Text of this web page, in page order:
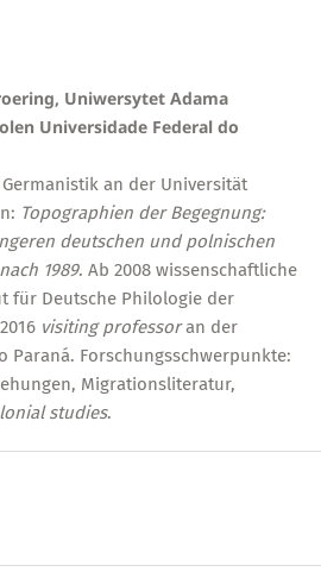
Uniwersytet Adama
Universidade Federal do
an der Universität
Topographien der Begegnung:
deutschen und polnischen
1989. Ab 2008 wissenschaftliche
für Deutsche Philologie der
visiting professoran der
Paraná. Forschungsschwerpunkte:
Migrationsliteratur,
studies.